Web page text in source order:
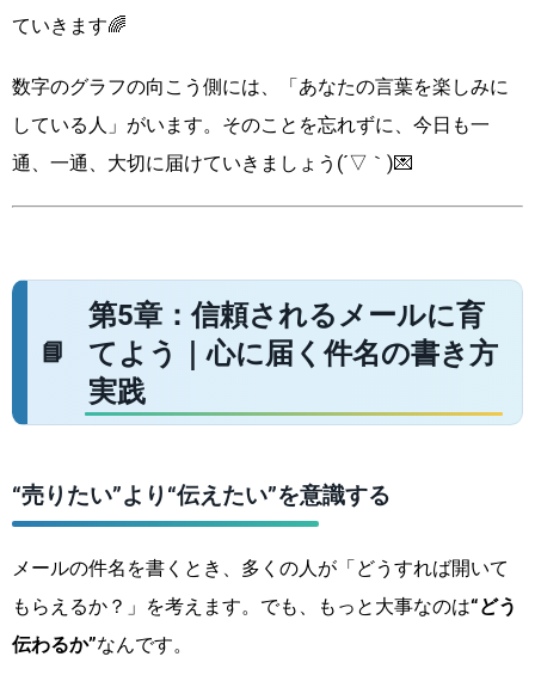
ていきます🌈
数字のグラフの向こう側には、「あなたの言葉を楽しみに
している人」がいます。そのことを忘れずに、今日も一
通、一通、大切に届けていきましょう(´▽｀)💌
第5章：信頼されるメールに育
てよう｜心に届く件名の書き方
実践
“売りたい”より“伝えたい”を意識する
メールの件名を書くとき、多くの人が「どうすれば開いて
もらえるか？」を考えます。でも、もっと大事なのは“どう
伝わるか”なんです。